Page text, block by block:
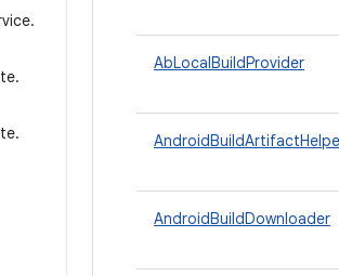
.
.
.
AbLocalBuildProvider
AndroidBuildDownloader